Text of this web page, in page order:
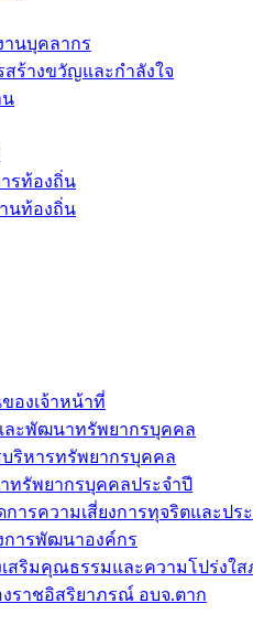
านบุคลากร
ร้างขวัญและกำลังใจ
น
รท้องถิ่น
นท้องถิ่น
องเจ้าหน้าที่
ะพัฒนาทรัพยากรบุคคล
ริหารทรัพยากรบุคคล
ทรัพยากรบุคคลประจำปี
การความเสี่ยงการทุจริตและป
การพัฒนาองค์กร
สริมคุณธรรมและความโปร่งใ
ราชอิสริยาภรณ์ อบจ.ตาก